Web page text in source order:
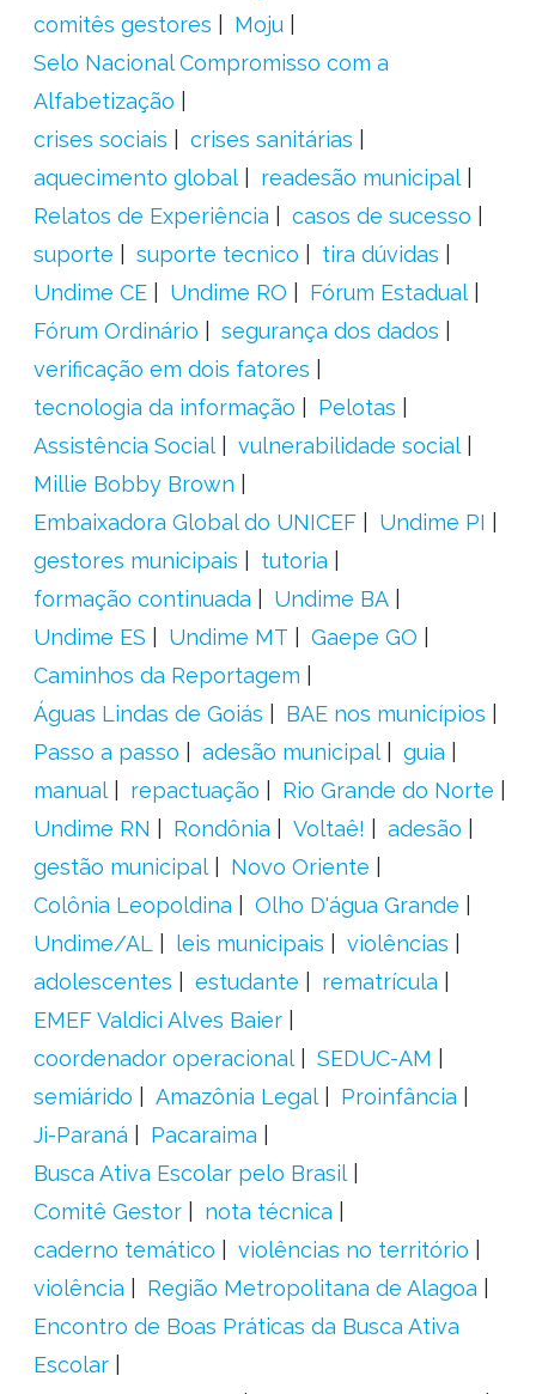
comitês gestores
Moju
Selo Nacional Compromisso com a
Alfabetização
crises sociais
crises sanitárias
aquecimento global
readesão municipal
Relatos de Experiência
casos de sucesso
suporte
suporte tecnico
tira dúvidas
Undime CE
Undime RO
Fórum Estadual
Fórum Ordinário
segurança dos dados
verificação em dois fatores
tecnologia da informação
Pelotas
Assistência Social
vulnerabilidade social
Millie Bobby Brown
Embaixadora Global do UNICEF
Undime PI
gestores municipais
tutoria
formação continuada
Undime BA
Undime ES
Undime MT
Gaepe GO
Caminhos da Reportagem
Águas Lindas de Goiás
BAE nos municípios
Passo a passo
adesão municipal
guia
manual
repactuação
Rio Grande do Norte
Undime RN
Rondônia Voltaê!
adesão
gestão municipal
Novo Oriente
Colônia Leopoldina
Olho D'água Grande
Undime/AL
leis municipais
violências
adolescentes
estudante
rematrícula
EMEF Valdici Alves Baier
coordenador operacional
SEDUC-AM
semiárido
Amazônia Legal
Proinfância
Ji-Paraná
Pacaraima
Busca Ativa Escolar pelo Brasil
Comitê Gestor
nota técnica
caderno temático
violências no território
violência
Região Metropolitana de Alagoa
Encontro de Boas Práticas da Busca Ativa
Escolar